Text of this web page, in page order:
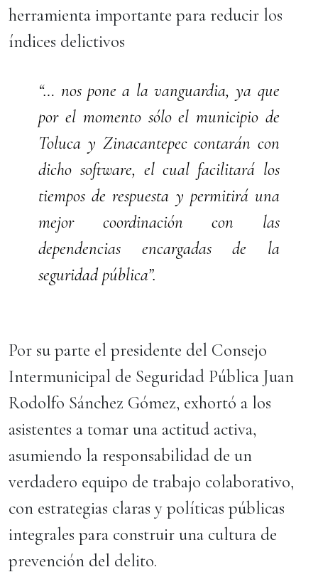
herramienta importante para reducir los
índices delictivos
“… nos pone a la vanguardia, ya que
por el momento sólo el municipio de
Toluca y Zinacantepec contarán con
dicho software, el cual facilitará los
tiempos de respuesta y permitirá una
mejor coordinación con las
dependencias encargadas de la
seguridad pública”.
Por su parte el presidente del Consejo
Intermunicipal de Seguridad Pública Juan
Rodolfo Sánchez Gómez, exhortó a los
asistentes a tomar una actitud activa,
asumiendo la responsabilidad de un
verdadero equipo de trabajo colaborativo,
con estrategias claras y políticas públicas
integrales para construir una cultura de
prevención del delito.